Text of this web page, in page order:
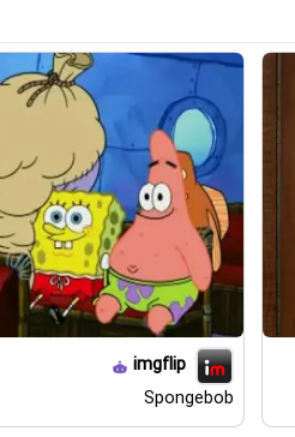
imgflip
Spongebob